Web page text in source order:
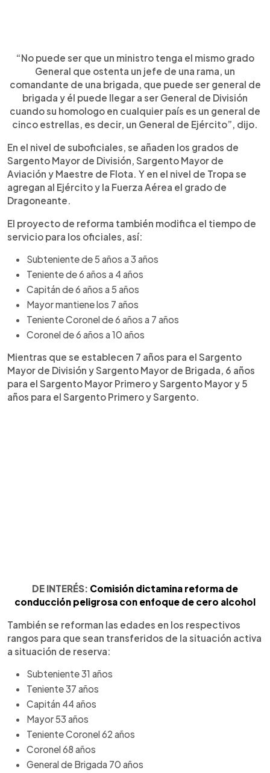
“No puede ser que un ministro tenga el mismo grado
General que ostenta un jefe de una rama, un
comandante de una brigada, que puede ser general de
brigada y él puede llegar a ser General de División
cuando su homologo en cualquier país es un general de
cinco estrellas, es decir, un General de Ejército”, dijo.
En el nivel de suboficiales, se añaden los grados de
Sargento Mayor de División, Sargento Mayor de
Aviación y Maestre de Flota. Y en el nivel de Tropa se
agregan al Ejército y la Fuerza Aérea el grado de
Dragoneante.
El proyecto de reforma también modifica el tiempo de
servicio para los oficiales, así:
Subteniente de 5 años a 3 años
Teniente de 6 años a 4 años
Capitán de 6 años a 5 años
Mayor mantiene los 7 años
Teniente Coronel de 6 años a 7 años
Coronel de 6 años a 10 años
Mientras que se establecen 7 años para el Sargento
Mayor de División y Sargento Mayor de Brigada, 6 años
para el Sargento Mayor Primero y Sargento Mayor y 5
años para el Sargento Primero y Sargento.
DE INTERÉS: Comisión dictamina reforma de
conducción peligrosa con enfoque de cero alcohol
También se reforman las edades en los respectivos
rangos para que sean transferidos de la situación activa
a situación de reserva:
Subteniente 31 años
Teniente 37 años
Capitán 44 años
Mayor 53 años
Teniente Coronel 62 años
Coronel 68 años
General de Brigada 70 años